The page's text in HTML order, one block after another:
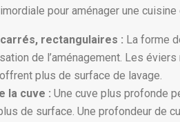
pour aménager une
rectangulaires : La forme
de l’aménagement. Les
plus de surface de lavage.
la cuve : Une cuve plus profonde
de surface. Une profondeur de